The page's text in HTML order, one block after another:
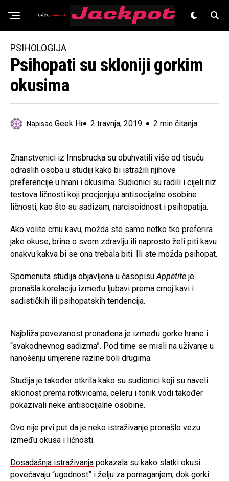
Znanost
PSIHOLOGIJA
Psihopati su skloniji gorkim
okusima
Napisao Geek Hr 2 travnja, 2019 2 min čitanja
Znanstvenici iz Innsbrucka su obuhvatili više od tisuću
odraslih osoba u studiji kako bi istražili njihove
preferencije u hrani i okusima. Sudionici su radili i cijeli niz
testova ličnosti koji procjenjuju antisocijalne osobine
ličnosti, kao što su sadizam, narcisoidnost i psihopatija.
Ako volite crnu kavu, možda ste samo netko tko preferira
jake okuse, brine o svom zdravlju ili naprosto želi piti kavu
onakvu kakva bi se ona trebala biti. Ili ste možda psihopat.
Spomenuta studija objavljena u časopisuAppetite je
pronašla korelaciju između ljubavi prema crnoj kavi i
sadističkih ili psihopatskih tendencija.
Najbliža povezanost pronađena je između gorke hrane i
“svakodnevnog sadizma”. Pod time se misli na uživanje u
nanošenju umjerene razine boli drugima.
Studija je također otkrila kako su sudionici koji su naveli
sklonost prema rotkvicama, celeru i tonik vodi također
pokazivali neke antisocijalne osobine.
Ovo nije prvi put da je neko istraživanje pronašlo vezu
između okusa i ličnosti.
Dosadašnja istraživanja pokazala su kako slatki okusi
povećavaju “ugodnost” i želju za pomaganjem, dok gorki